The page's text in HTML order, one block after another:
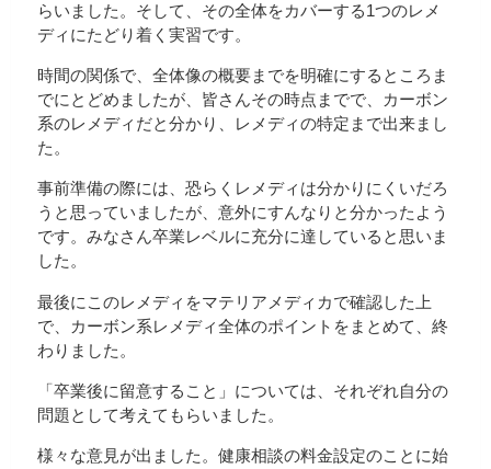
らいました。そして、その全体をカバーする1つのレメ
ディにたどり着く実習です。
時間の関係で、全体像の概要までを明確にするところま
でにとどめましたが、皆さんその時点までで、カーボン
系のレメディだと分かり、レメディの特定まで出来まし
た。
事前準備の際には、恐らくレメディは分かりにくいだろ
うと思っていましたが、意外にすんなりと分かったよう
です。みなさん卒業レベルに充分に達していると思いま
した。
最後にこのレメディをマテリアメディカで確認した上
で、カーボン系レメディ全体のポイントをまとめて、終
わりました。
「卒業後に留意すること」については、それぞれ自分の
問題として考えてもらいました。
様々な意見が出ました。健康相談の料金設定のことに始